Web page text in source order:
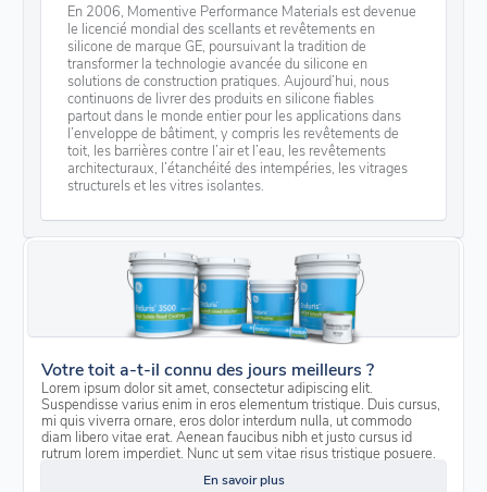
En 2006, Momentive Performance Materials est devenue
le licencié mondial des scellants et revêtements en
silicone de marque GE, poursuivant la tradition de
transformer la technologie avancée du silicone en
solutions de construction pratiques. Aujourd’hui, nous
continuons de livrer des produits en silicone fiables
partout dans le monde entier pour les applications dans
l’enveloppe de bâtiment, y compris les revêtements de
toit, les barrières contre l’air et l’eau, les revêtements
architecturaux, l’étanchéité des intempéries, les vitrages
structurels et les vitres isolantes.
Votre toit a-t-il connu des jours meilleurs ?
Lorem ipsum dolor sit amet, consectetur adipiscing elit.
Suspendisse varius enim in eros elementum tristique. Duis cursus,
mi quis viverra ornare, eros dolor interdum nulla, ut commodo
diam libero vitae erat. Aenean faucibus nibh et justo cursus id
rutrum lorem imperdiet. Nunc ut sem vitae risus tristique posuere.
En savoir plus